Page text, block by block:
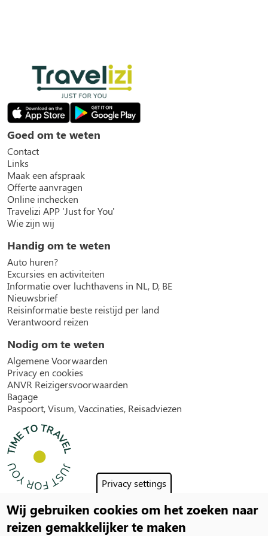
Privacy settings
Wij gebruiken cookies om het zoeken naar
reizen gemakkelijker te maken
Goed om te weten
Contact
Links
Maak een afspraak
Offerte aanvragen
Online inchecken
Travelizi APP 'Just for You'
Wie zijn wij
Handig om te weten
Auto huren?
Excursies en activiteiten
Informatie over luchthavens in NL, D, BE
Nieuwsbrief
Reisinformatie beste reistijd per land
Verantwoord reizen
Nodig om te weten
Algemene Voorwaarden
Privacy en cookies
ANVR Reizigersvoorwaarden
Bagage
Paspoort, Visum, Vaccinaties, Reisadviezen
Social